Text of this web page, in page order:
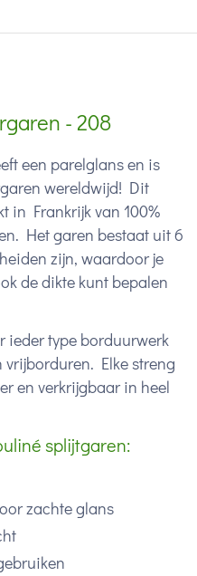
- 208
een parelglans en is
wereldwijd! Dit
in Frankrijk van 100%
Het garen bestaat uit 6
zijn, waardoor je
de dikte kunt bepalen
ieder type borduurwerk
Elke streng
en verkrijgbaar in heel
splijtgaren:
zachte glans